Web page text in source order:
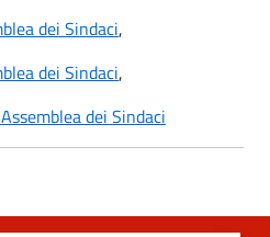
dei Sindaci,
dei Sindaci,
dei Sindaci